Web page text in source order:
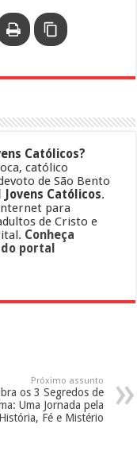
Católicos?
católico
de São Bento
Jovens Católicos.
para
de Cristo e
Conheça
portal
Próximo assunto
os 3 Segredos de
Uma Jornada pela
História, Fé e Mistério